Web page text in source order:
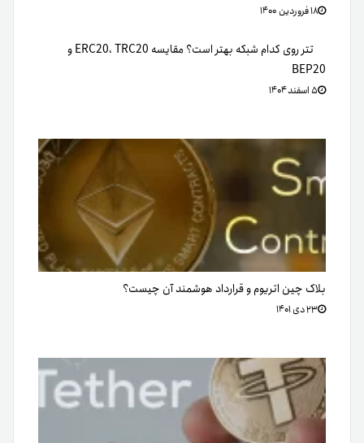
۱۸ فروردین ۱۴۰۰
تتر روی کدام شبکه بهتر است؟ مقایسه ERC20، TRC20 و
BEP20
۵ اسفند ۱۴۰۴
بلاک چین اتریوم و قرارداد هوشمند آن چیست؟
۲۳ دی ۱۴۰۱